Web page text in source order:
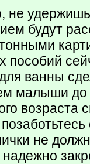
не
будут
пособий
ванны
малыши до
возраста
не